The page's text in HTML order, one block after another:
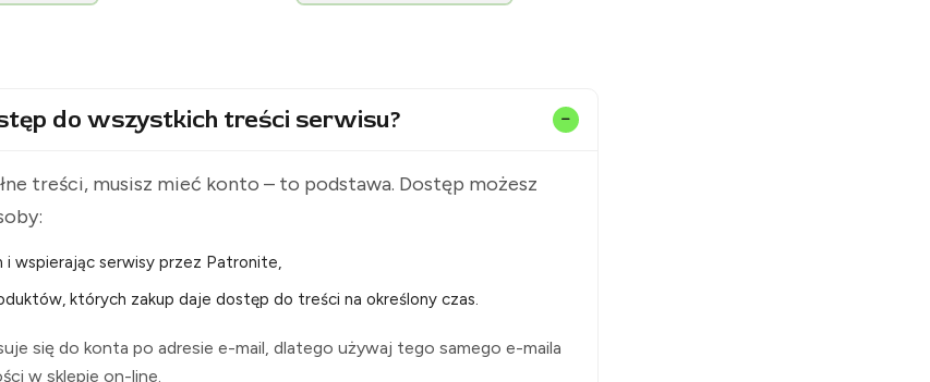
do wszystkich treści serwisu?
treści, musisz mieć konto – to podstawa. Dostęp możesz
wspierając serwisy przez Patronite,
których zakup daje dostęp do treści na określony czas.
się do konta po adresie e-mail, dlatego używaj tego samego e-maila
w sklepie on-line.